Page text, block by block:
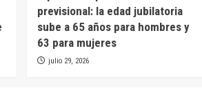
previsional: la edad jubilatoria
sube a 65 años para hombres y
63 para mujeres
julio 29, 2026